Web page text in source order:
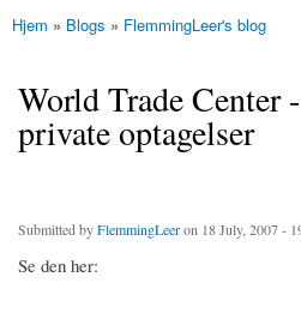
You are here
Hjem » Blogs » FlemmingLeer's blog
World Trade Center
private optagelser
Submitted byFlemmingLeeron 18 July, 2007 -
Se den her: